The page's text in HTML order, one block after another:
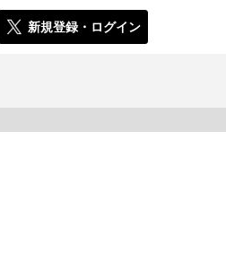
新規登録・ログイン